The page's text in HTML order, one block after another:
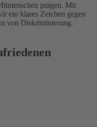
prägen. Mit
ein klares Zeichen gegen
von Diskriminierung.